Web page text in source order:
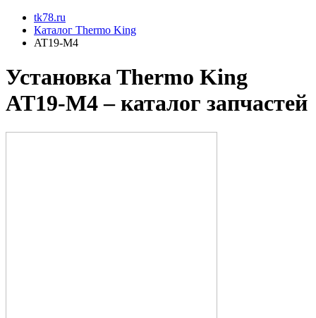
tk78.ru
Каталог Thermo King
AT19-M4
Установкa Thermo King
AT19-M4– каталог запчастей